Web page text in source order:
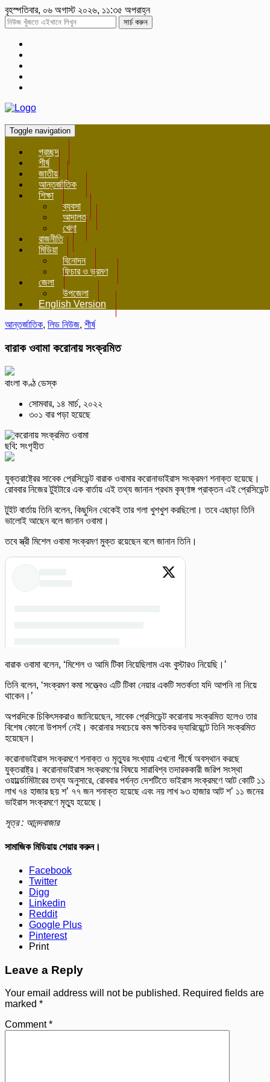
বৃহস্পতিবার, ০৬ অগাস্ট ২০২৬, ১১:৩৫ অপরাহ্ন
সার্চ করুন
Toggle navigation
প্রচ্ছদ
শীর্ষ
জাতীয়
আন্তর্জাতিক
শিক্ষা
ব্যবসা
আদালত
খেলা
রাজনীতি
মিডিয়া
বিনোদন
ফিচার ও ভ্রমণ
জেলা
উপজেলা
English Version
আন্তর্জাতিক, লিড নিউজ, শীর্ষ
বারাক ওবামা করোনায় সংক্রমিত
বাংলা কণ্ঠ ডেস্ক
সোমবার, ১৪ মার্চ, ২০২২
৩০১ বার পড়া হয়েছে
ছবি: সংগৃহীত
যুক্তরাষ্ট্রের সাবেক প্রেসিডেন্ট বারাক ওবামার করোনাভাইরাস সংক্রমণ শনাক্ত হয়েছে।
রোববার নিজের টুইটারে এক বার্তায় এই তথ্য জানান প্রথম কৃষ্ণাঙ্গ প্রাক্তন এই
টুইট বার্তায় তিনি বলেন, কিছুদিন থেকেই তার গলা খুশখুশ করছিলো। তবে এছাড়া তিনি
ভালোই আছেন বলে জানান ওবামা।
তবে স্ত্রী মিশেল ওবামা সংক্রমণ মুক্ত রয়েছেন বলে জানান তিনি।
বারাক ওবামা বলেন, ‘মিশেল ও আমি টিকা নিয়েছিলাম এবং বুস্টারও নিয়েছি।’
তিনি বলেন, ‘সংক্রমণ কমা সত্ত্বেও এটি টিকা নেয়ার একটি সতর্কতা যদি আপনি না নিয়ে
থাকেন।’
অপরদিকে চিকিৎসকরাও জানিয়েছেন, সাবেক প্রেসিডেন্ট করোনায় সংক্রমিত হলেও তার
বিশেষ কোনো উপসর্গ নেই। করোনার সবচেয়ে কম ক্ষতিকর ভ্যারিয়েন্টে তিনি সংক্রমিত
হয়েছেন।
করোনাভাইরাস সংক্রমণে শনাক্ত ও মৃত্যুর সংখ্যায় এখনো শীর্ষে অবস্থান করছে
যুক্তরাষ্ট্র। করোনাভাইরাস সংক্রমণের বিষয়ে সারাবিশ্ব তদারককারী জরিপ সংস্থা
ওয়ার্ল্ডোমিটারের তথ্য অনুসারে, রোববার পর্যন্ত দেশটিতে ভাইরাস সংক্রমণে আট কোটি ১১
লাখ ৭৪ হাজার ছয় শ’ ৭৭ জন শনাক্ত হয়েছে এবং নয় লাখ ৯৩ হাজার আট শ’ ১১ জনের
ভাইরাস সংক্রমণে মৃত্যু হয়েছে।
সূত্র : আনন্দবাজার
সামাজিক মিডিয়ায় শেয়ার করুন।
Facebook
Twitter
Digg
Linkedin
Reddit
Google Plus
Pinterest
Print
Leave a Reply
Your email address will not be published. Required fields are
marked *
Comment*